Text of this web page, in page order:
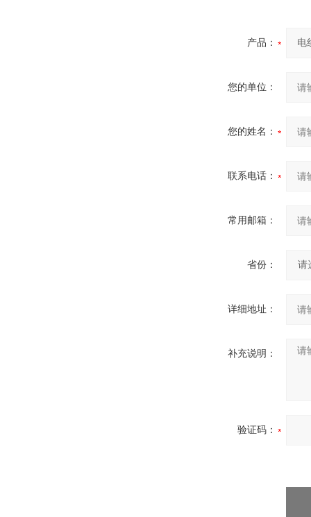
产品：
您的单位：
您的姓名：
联系电话：
常用邮箱：
省份：
详细地址：
补充说明：
验证码：